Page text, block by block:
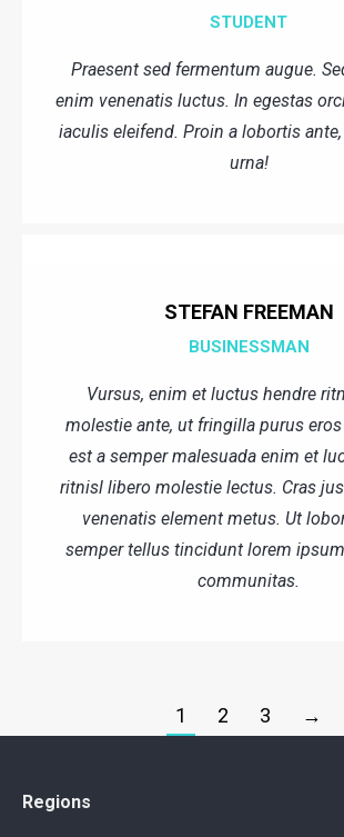
STUDENT
Praesent sed fermentum augue.
enim venenatis luctus. In egestas
iaculis eleifend. Proin a lobortis
urna!
STEFAN FREEMAN
BUSINESSMAN
Vursus, enim et luctus hendre
molestie ante, ut fringilla purus
est a semper malesuada enim et
ritnisl libero molestie lectus. Cras
venenatis element metus. Ut
semper tellus tincidunt lorem
communitas.
1 2 3 →
Regions